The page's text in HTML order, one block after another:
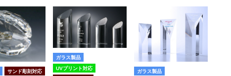
サンド彫刻対応
ガラス製品
UVプリント対応
ガラス製品